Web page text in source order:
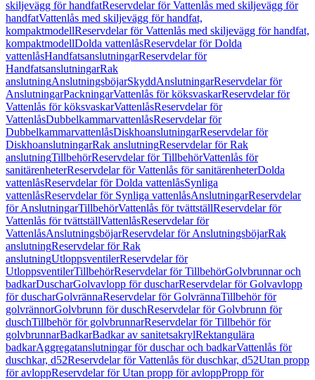
skiljevägg för handfatReservdelar för Vattenlås med skiljevägg för
handfatVattenlås med skiljevägg för handfat,
kompaktmodellReservdelar för Vattenlås med skiljevägg för handfat,
kompaktmodellDolda vattenlåsReservdelar för Dolda
vattenlåsHandfatsanslutningarReservdelar för
HandfatsanslutningarRak
anslutningAnslutningsböjarSkyddAnslutningarReservdelar för
AnslutningarPackningarVattenlås för köksvaskarReservdelar för
Vattenlås för köksvaskarVattenlåsReservdelar för
VattenlåsDubbelkammarvattenlåsReservdelar för
DubbelkammarvattenlåsDiskhoanslutningarReservdelar för
DiskhoanslutningarRak anslutningReservdelar för Rak
anslutningTillbehörReservdelar för TillbehörVattenlås för
sanitärenheterReservdelar för Vattenlås för sanitärenheterDolda
vattenlåsReservdelar för Dolda vattenlåsSynliga
vattenlåsReservdelar för Synliga vattenlåsAnslutningarReservdelar
för AnslutningarTillbehörVattenlås för tvättställReservdelar för
Vattenlås för tvättställVattenlåsReservdelar för
VattenlåsAnslutningsböjarReservdelar för AnslutningsböjarRak
anslutningReservdelar för Rak
anslutningUtloppsventilerReservdelar för
UtloppsventilerTillbehörReservdelar för TillbehörGolvbrunnar och
badkarDuscharGolvavlopp för duscharReservdelar för Golvavlopp
för duscharGolvrännaReservdelar för GolvrännaTillbehör för
golvrännorGolvbrunn för duschReservdelar för Golvbrunn för
duschTillbehör för golvbrunnarReservdelar för Tillbehör för
golvbrunnarBadkarBadkar av sanitetsakrylRektangulära
badkarAggregatanslutningar för duschar och badkarVattenlås för
duschkar, d52Reservdelar för Vattenlås för duschkar, d52Utan propp
för avloppReservdelar för Utan propp för avloppPropp för